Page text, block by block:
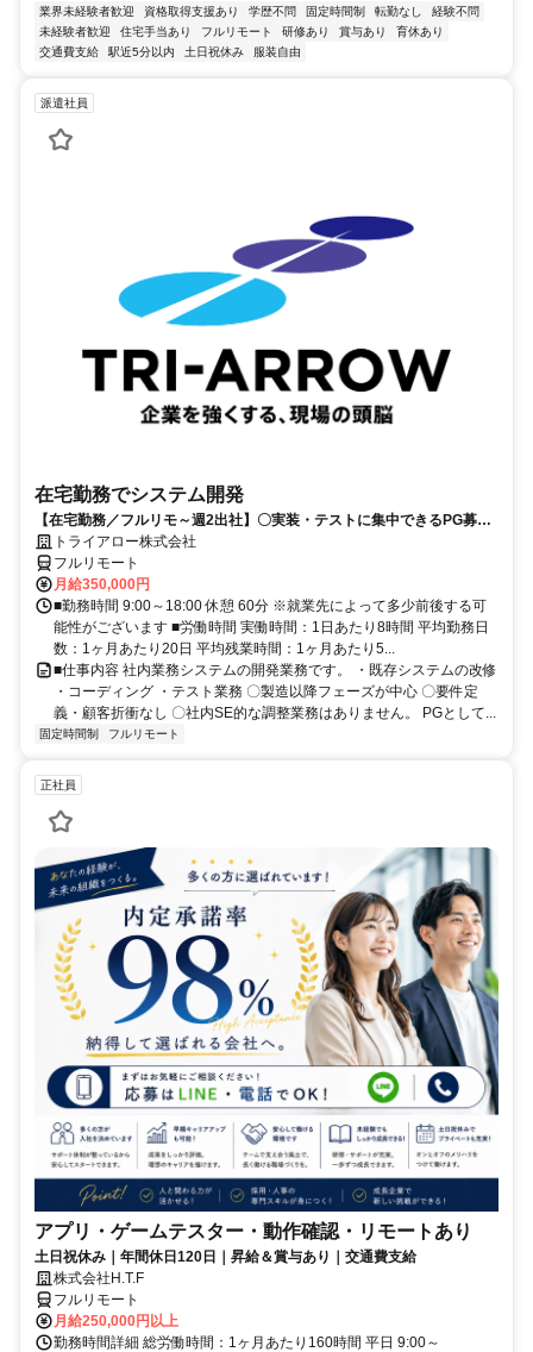
業界未経験者歓迎 資格取得支援あり 学歴不問 固定時間制 転勤なし
経験不問
未経験者歓迎
住宅手当あり フルリモート 研修あり 賞与あり
育休あり
交通費支給
駅近5分以内 土日祝休み 服装自由
派遣社員
在宅勤務でシステム開発
【在宅勤務／フルリモ～週2出社】〇実装・テストに集中できるPG募集
〇業務用端末貸与あり
トライアロー株式会社
フルリモート
月給350,000円
■勤務時間 9:00～18:00 休憩 60分 ※就業先によって多少前後する可
能性がございます ■労働時間 実働時間：1日あたり8時間 平均勤務日
数：1ヶ月あたり20日 平均残業時間：1ヶ月あたり5...
■仕事内容 社内業務システムの開発業務です。 ・既存システムの改修
・コーディング ・テスト業務 〇製造以降フェーズが中心 〇要件定
義・顧客折衝なし 〇社内SE的な調整業務はありません。 PGとして...
固定時間制 フルリモート
正社員
アプリ・ゲームテスター・動作確認・リモートあり
土日祝休み｜年間休日120日｜昇給＆賞与あり｜交通費支給
株式会社H.T.F
フルリモート
月給250,000円以上
勤務時間詳細 総労働時間：1ヶ月あたり160時間 平日 9:00～